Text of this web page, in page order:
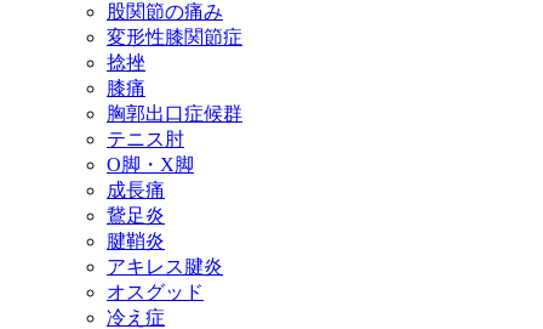
股関節の痛み
変形性膝関節症
捻挫
膝痛
胸郭出口症候群
テニス肘
О脚・X脚
成長痛
鵞足炎
腱鞘炎
アキレス腱炎
オスグッド
冷え症